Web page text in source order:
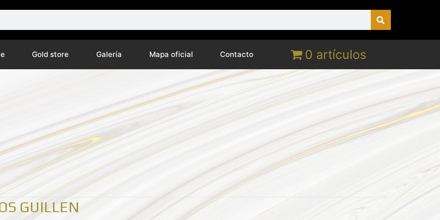
Gold store Galería Mapa oficial Contacto 0 artículos
GUILLEN